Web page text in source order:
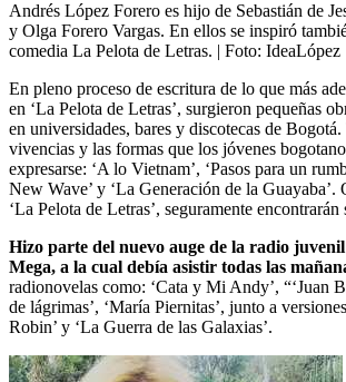
Andrés López Forero es hijo de Sebastián de
y Olga Forero Vargas. En ellos se inspiró
comedia La Pelota de Letras. | Foto: IdeaLópez
En pleno proceso de escritura de lo que más
en ‘La Pelota de Letras’, surgieron pequeñas
en universidades, bares y discotecas de
vivencias y las formas que los jóvenes
expresarse: ‘A lo Vietnam’, ‘Pasos para un
New Wave’ y ‘La Generación de la Guayaba’.
‘La Pelota de Letras’, seguramente
Hizo parte del nuevo auge de la radio
Mega, a la cual debía asistir todas las
radionovelas como: ‘Cata y Mi Andy’, “‘Juan
de lágrimas’, ‘María Piernitas’, junto a
Robin’ y ‘La Guerra de las Galaxias’.